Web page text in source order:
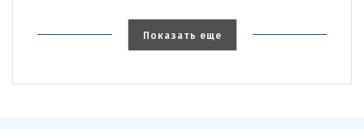
Показать еще